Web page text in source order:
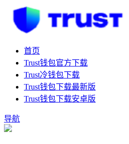
首页
Trust钱包官方下载
Trust冷钱包下载
Trust钱包下载最新版
Trust钱包下载安卓版
导航